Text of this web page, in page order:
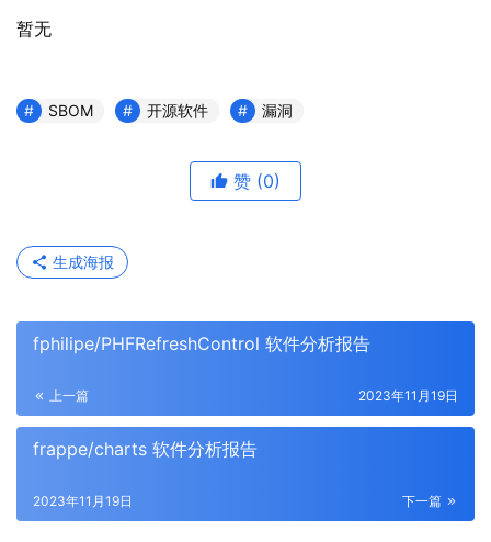
暂无
SBOM 开源软件 漏洞
赞 (0)
生成海报
fphilipe/PHFRefreshControl 软件分析报告
上一篇 2023年11月19日
frappe/charts 软件分析报告
下一篇
2023年11月19日